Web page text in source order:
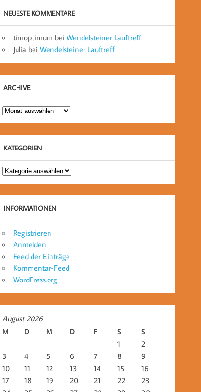
NEUESTE KOMMENTARE
timoptimum beiWendelsteiner Lauftreff
Julia beiWendelsteiner Lauftreff
ARCHIVE
Archive
KATEGORIEN
Kategorien
INFORMATIONEN
Registrieren
Anmelden
Feed der Einträge
Kommentar-Feed
WordPress.org
August 2026
M D M D F S S
1
2
3
4 5 6 7 8
9
10
11 12 13 14 15
16
17
18 19 20 21 22
23